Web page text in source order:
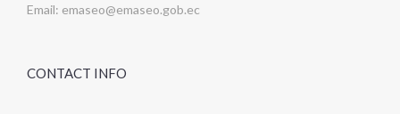
Email: emaseo@emaseo.gob.ec
CONTACT INFO